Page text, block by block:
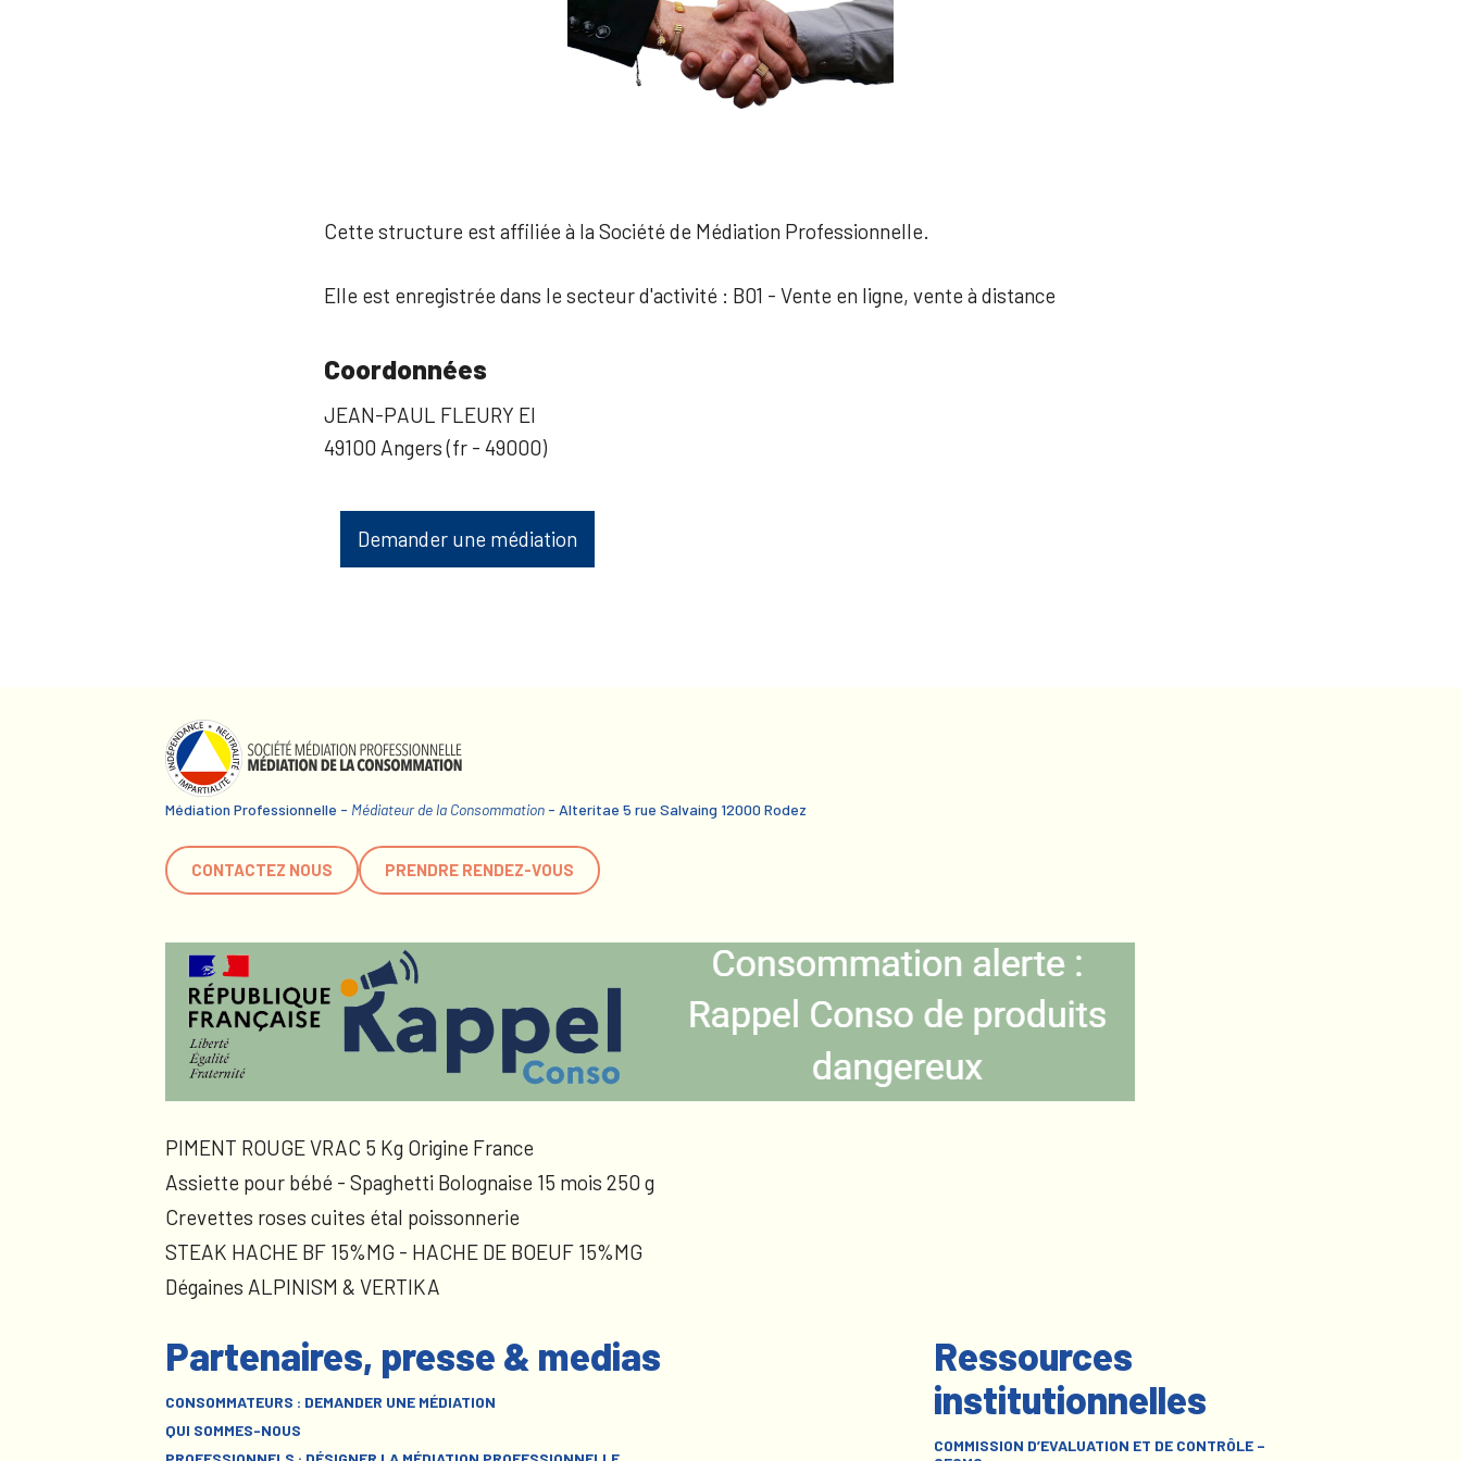
Cette structure est affiliée à la Société de Médiation Professionnelle.
Elle est enregistrée dans le secteur d'activité : B01 - Vente en ligne, vente à distance
Coordonnées
JEAN-PAUL FLEURY EI
49100 Angers (fr - 49000)
Demander une médiation
Médiation Professionnelle - Médiateur de la Consommation - Alteritae 5 rue Salvaing 12000 Rodez
CONTACTEZ NOUS PRENDRE RENDEZ-VOUS
PIMENT ROUGE VRAC 5 Kg Origine France
Assiette pour bébé - Spaghetti Bolognaise 15 mois 250 g
Crevettes roses cuites étal poissonnerie
STEAK HACHE BF 15%MG - HACHE DE BOEUF 15%MG
Dégaines ALPINISM & VERTIKA
Partenaires, presse & medias
CONSOMMATEURS : DEMANDER UNE MÉDIATION
QUI SOMMES-NOUS
Ressources
institutionnelles
COMMISSION D’EVALUATION ET DE CONTRÔLE –